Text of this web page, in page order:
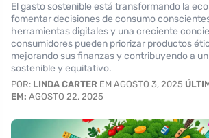
El gasto sostenible está transformando la
fomentar decisiones de consumo
herramientas digitales y una creciente
consumidores pueden priorizar productos
mejorando sus finanzas y contribuyendo a
sostenible y equitativo.
POR: LINDA CARTER EM AGOSTO 3, 2025
EM: AGOSTO 22, 2025